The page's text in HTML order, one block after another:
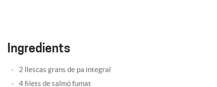
Ingredients
2 llescas grans de pa integral
4 filets de salmó fumat